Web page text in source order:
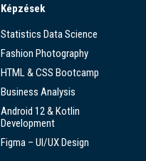
Képzések
Statistics Data Science
Fashion Photography
HTML & CSS Bootcamp
Business Analysis
Android 12 & Kotlin
Development
Figma – UI/UX Design